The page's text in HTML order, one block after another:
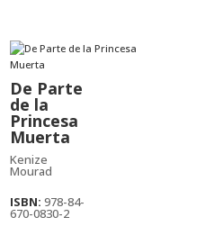
De Parte
de la
Princesa
Muerta
Kenize
Mourad
ISBN:978-84-
670-0830-2